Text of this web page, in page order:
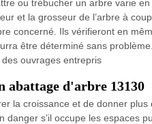
ou trébucher un arbre varie
et la grosseur de l’arbre à
concerné. Ils vérifieront en
être déterminé sans
ouvrages entrepris
abattage d'arbre 13130
la croissance et de donner
s’il occupe les espaces